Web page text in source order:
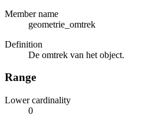
Member name
geometrie_omtrek
Definition
De omtrek van het object.
Range
Lower cardinality
0